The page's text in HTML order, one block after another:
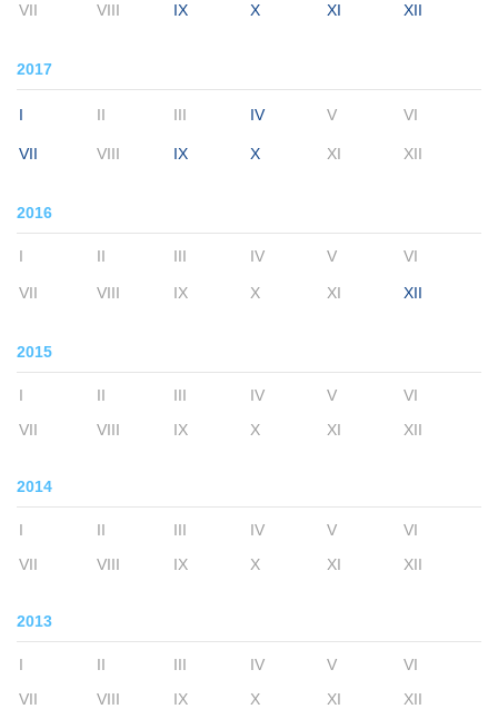
VII VIII IX X XI XII
2017
I II III IV V VI
VII VIII IX X XI XII
2016
I II III IV V VI
VII VIII IX X XI XII
2015
I II III IV V
VI
VII
VIII IX X XI XII
2014
I II III IV V
VI
VII
VIII IX X XI XII
2013
I II III IV V
VI
VII
VIII IX X XI XII